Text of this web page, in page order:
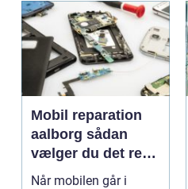
Mobil reparation
aalborg sådan
vælger du det rette
værksted
Når mobilen går i